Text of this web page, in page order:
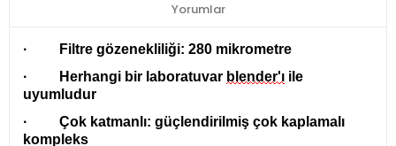
Yorumlar
· Filtre gözenekliliği: 280 mikrometre
·
Herhangi bir laboratuvar blender'ı ile
uyumludur
· Çok katmanlı: güçlendirilmiş çok kaplamalı
kompleks